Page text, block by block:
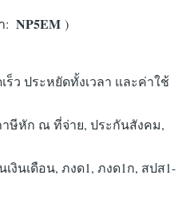
: NP5EM )
ร็ว ประหยัดทั้งเวลา และค่าใช้
ษีหัก ณ ที่จ่าย, ประกันสังคม,
เงินเดือน, ภงด1, ภงด1ก, สปส1-